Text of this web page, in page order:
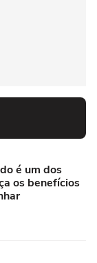
é um dos
os benefícios